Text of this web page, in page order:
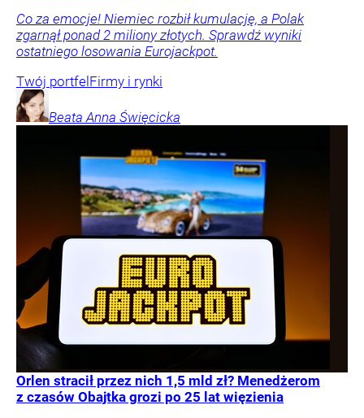
Co za emocje! Niemiec rozbił kumulację, a Polak
zgarnął ponad 2 miliony złotych. Sprawdź wyniki
ostatniego losowania Eurojackpot.
Twój portfel Firmy i rynki
Beata Anna Święcicka
Orlen stracił przez nich 1,5 mld zł? Menedżerom
z czasów Obajtka grozi po 25 lat więzienia